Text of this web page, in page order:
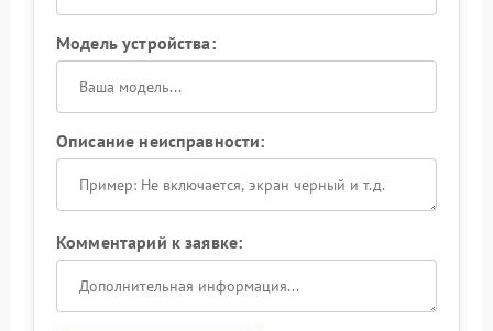
Модель устройства:
Описание неисправности:
Комментарий к заявке: